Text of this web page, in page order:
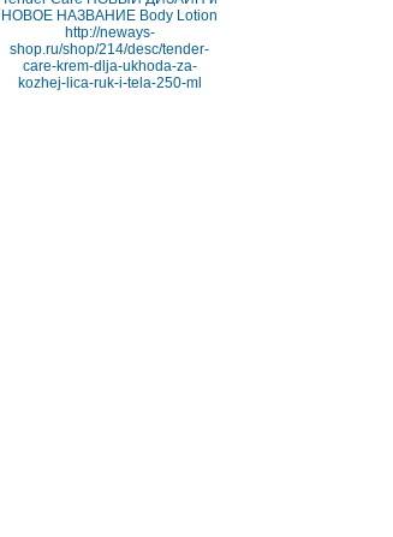
НОВОЕ НАЗВАНИЕ Body Lotion
http://neways-
shop.ru/shop/214/desc/tender-
care-krem-dlja-ukhoda-za-
kozhej-lica-ruk-i-tela-250-ml